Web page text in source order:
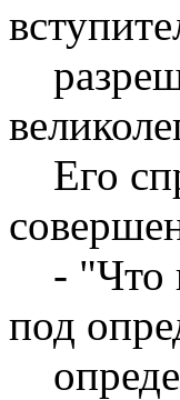
Его
- "Что
под